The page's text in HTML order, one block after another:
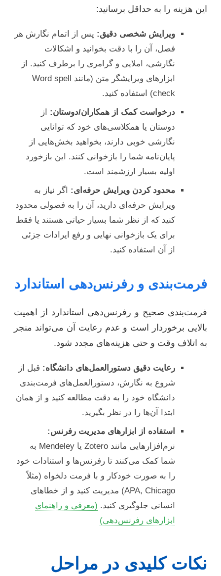
این هزینه را به حداقل برسانید:
ویرایش شخصی دقیق: پس از اتمام نگارش هر
فصل، آن را با دقت بخوانید و اشکالات
نگارشی، املایی و گرامری را برطرف کنید. از
ابزارهای ویرایشگر متن (مانند Word spell
check) استفاده کنید.
درخواست کمک از همکاران/دوستان: از
دوستان یا همکلاسی‌های خود که توانایی
نگارشی خوبی دارند، بخواهید بخش‌هایی از
پایان‌نامه شما را بازخوانی کنند. این بازخورد
اولیه بسیار ارزشمند است.
محدود کردن ویرایش حرفه‌ای: اگر نیاز به
ویرایش حرفه‌ای دارید، آن را به فصولی محدود
کنید که از نظر شما بسیار حیاتی هستند یا فقط
برای یک بازخوانی نهایی و رفع ایرادات جزئی
از آن استفاده کنید.
فرمت‌بندی و رفرنس‌دهی استاندارد
فرمت‌بندی صحیح و رفرنس‌دهی استاندارد از اهمیت
بالایی برخوردار است و عدم رعایت آن می‌تواند منجر
به اتلاف وقت و حتی هزینه‌های مجدد شود.
رعایت دقیق دستورالعمل‌های دانشگاه: قبل از
شروع به نگارش، دستورالعمل‌های فرمت‌بندی
دانشگاه خود را به دقت مطالعه کنید و از همان
ابتدا آن‌ها را در نظر بگیرید.
استفاده از ابزارهای مدیریت رفرنس:
نرم‌افزارهایی مانند Zotero یا Mendeley به
شما کمک می‌کنند تا رفرنس‌ها و استنادات خود
را به صورت خودکار و با فرمت دلخواه (مثلاً
APA, Chicago) مدیریت کنید و از خطاهای
انسانی جلوگیری کنید. (معرفی و راهنمای
ابزارهای رفرنس‌دهی)
نکات کلیدی در مراحل